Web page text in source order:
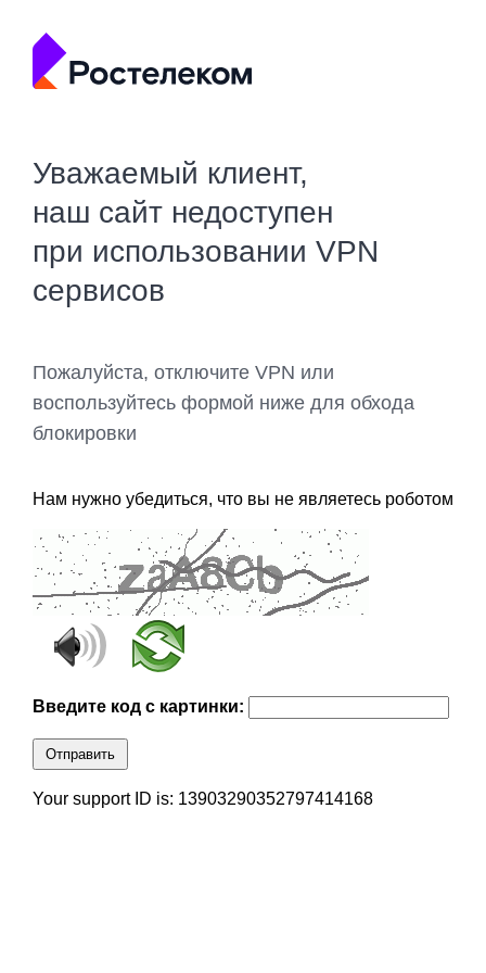
Уважаемый клиент,
наш сайт недоступен
при использовании VPN
сервисов
Пожалуйста, отключите VPN или
воспользуйтесь формой ниже для обхода
блокировки
Нам нужно убедиться, что вы не являетесь роботом
Введите код с картинки:
Отправить
Your support ID is: 13903290352797414168